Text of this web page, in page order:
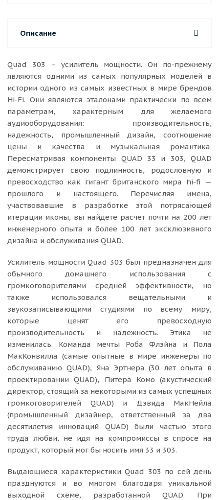
Описание
Quad 303 – усилитель мощности. Он по-прежнему
являются одними из самых популярных моделей в
истории одного из самых известных в мире брендов
Hi-Fi. Они являются эталонами практически по всем
параметрам, характерным для желаемого
аудиооборудования: производительность,
надежность, промышленный дизайн, соотношение
цены и качества и музыкальная романтика.
Пересматривая компоненты QUAD 33 и 303, QUAD
демонстрирует свою подлинность, родословную и
превосходство как гигант британского мира hi-fi —
прошлого и настоящего. Перечисляя имена,
участвовавшие в разработке этой потрясающей
итерации иконы, вы найдете расчет почти на 200 лет
инженерного опыта и более 100 лет эксклюзивного
дизайна и обслуживания QUAD.
Усилитель мощности Quad 303 был предназначен для
обычного домашнего использования с
громкоговорителями средней эффективности, но
также использовался вещательными и
звукозаписывающими студиями по всему миру,
которые ценят его превосходную
производительность и надежность. Этика не
изменилась. Команда мечты Роба Флэйна и Пола
МакКонвилла (самые опытные в мире инженеры по
обслуживанию QUAD), Яна Эртнера (30 лет опыта в
проектировании QUAD), Питера Комо (акустический
директор, стоящий за некоторыми из самых успешных
громкоговорителей QUAD) и Дэвида МакНейла
(промышленный дизайнер, ответственный за два
десятилетия инноваций QUAD) были частью этого
труда любви, не идя на компромиссы в спросе на
продукт, который мог бы носить имя 33 и 303.
Выдающиеся характеристики Quad 303 по сей день
празднуются и во многом благодаря уникальной
выходной схеме, разработанной QUAD. При